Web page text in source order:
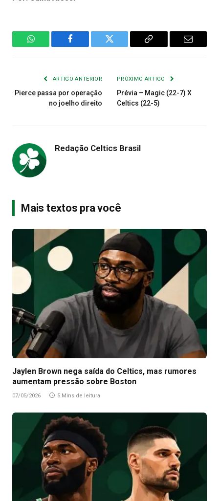
WhatsAppFacebook Twitter
Copiar
E-
ARTIGO ANTERIOR
Pierce passa por operação
no joelho direito
PRÓXIMO ARTIGO
Prévia – Magic (22-7) X
Celtics (22-5)
Redação Celtics Brasil
Mais textos pra você
Jaylen Brown nega saída do Celtics, mas rumores
aumentam pressão sobre Boston
07/05/2026 5 Mins de leitura